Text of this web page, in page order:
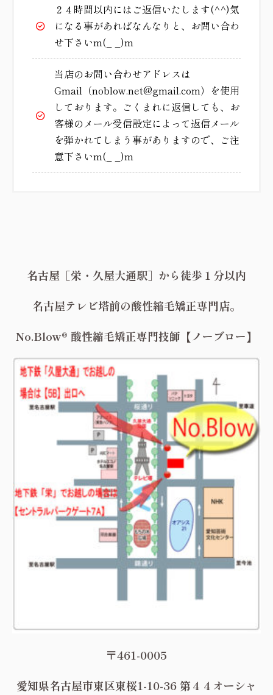
２４時間以内にはご返信いたします(^^)気
になる事があればなんなりと、お問い合わ
せ下さいm(_ _)m
当店のお問い合わせアドレスは
Gmail（noblow.net@gmail.com）を使用
しております。ごくまれに返信しても、お
客様のメール受信設定によって返信メール
を弾かれてしまう事がありますので、ご注
意下さいm(_ _)m
名古屋［栄・久屋大通駅］から徒歩１分以内
名古屋テレビ塔前の酸性縮毛矯正専門店。
No.Blow® 酸性縮毛矯正専門技師【ノーブロー】
〒461-0005
愛知県名古屋市東区東桜1-10-36 第４４オーシャ